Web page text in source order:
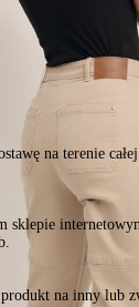
na terenie
sklepie
na inny lub